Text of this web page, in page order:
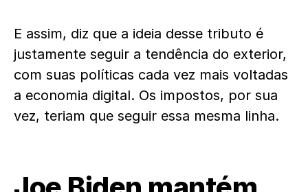
E assim, diz que a ideia desse tributo é
justamente seguir a tendência do exterior,
com suas políticas cada vez mais voltadas
a economia digital. Os impostos, por sua
vez, teriam que seguir essa mesma linha.